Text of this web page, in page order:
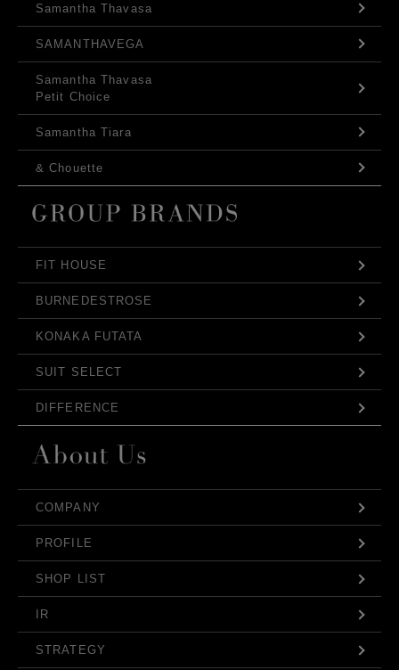
Samantha Thavasa
SAMANTHAVEGA
Samantha Thavasa
Petit Choice
Samantha Tiara
& Chouette
FIT HOUSE
BURNEDESTROSE
KONAKA FUTATA
SUIT SELECT
DIFFERENCE
COMPANY
PROFILE
SHOP LIST
IR
STRATEGY